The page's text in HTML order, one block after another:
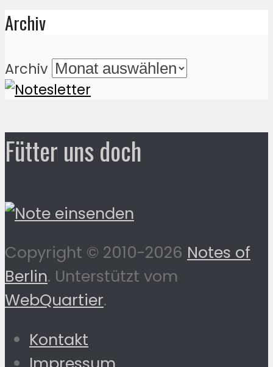
Archiv
Archiv
Fütter uns doch
Copyright © 2010-2026 Notes of
Berlin. Unterstützt vom
WebQuartier.
Kontakt